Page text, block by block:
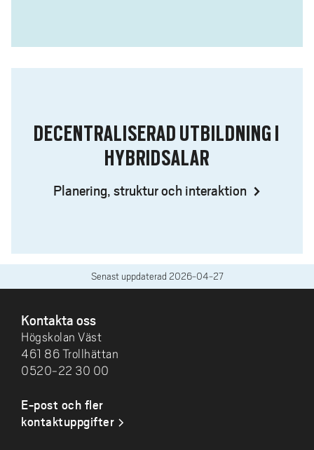
DECENTRALISERAD UTBILDNING I
HYBRIDSALAR
Planering, struktur och interaktion
Senast uppdaterad 2026-04-27
Kontakta oss
Högskolan Väst
461 86 Trollhättan
0520-22 30 00
E-post och fler
kontaktuppgifter